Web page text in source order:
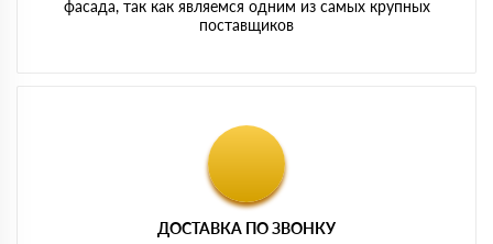
фасада, так как являемся одним из самых крупных
поставщиков
ДОСТАВКА ПО ЗВОНКУ